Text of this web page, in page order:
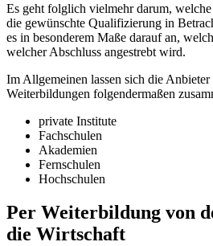
Es geht folglich vielmehr darum,
die gewünschte Qualifizierung in
es in besonderem Maße darauf an,
welcher Abschluss angestrebt wird.
Im Allgemeinen lassen sich die
Weiterbildungen folgendermaßen
private Institute
Fachschulen
Akademien
Fernschulen
Hochschulen
Per Weiterbildung von
die Wirtschaft